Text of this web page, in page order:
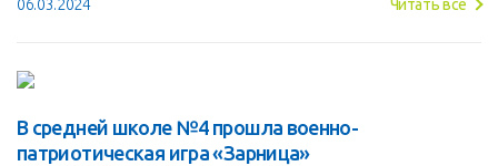
06.03.2024 Читать все
В средней школе №4 прошла военно-
патриотическая игра «Зарница»